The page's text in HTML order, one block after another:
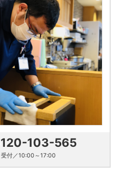
103-565
受付／10:00～17:00